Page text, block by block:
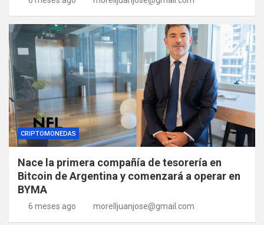
CRIPTOMONEDAS
Nace la primera compañía de tesorería en
Bitcoin de Argentina y comenzará a operar en
BYMA
6 meses ago morelljuanjose@gmail.com